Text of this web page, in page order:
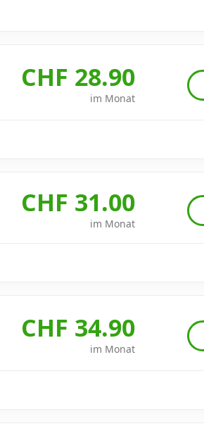
CHF 28.90
im Monat
CHF 31.00
im Monat
CHF 34.90
im Monat